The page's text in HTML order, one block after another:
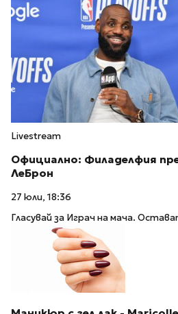
Livestream
Официално: Филаделфия
ЛеБрон
27 юли, 18:36
Гласувай за Играч на мача.